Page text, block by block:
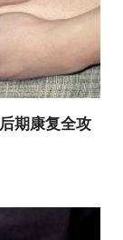
期康复全攻